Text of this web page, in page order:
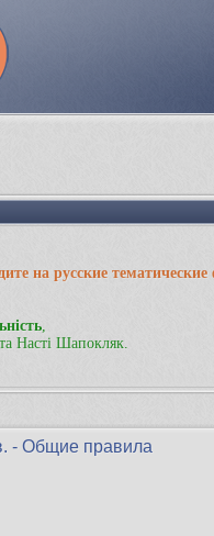
на русские
Насті Шапокляк.
- Общие правила